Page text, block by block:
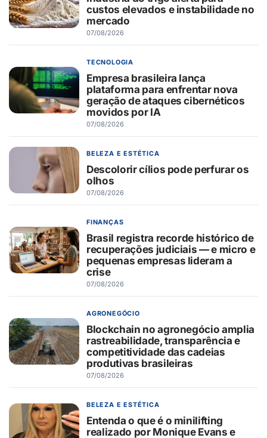
custos elevados e instabilidade no
mercado
07/08/2026
TECNOLOGIA
Empresa brasileira lança
plataforma para enfrentar nova
geração de ataques cibernéticos
movidos por IA
07/08/2026
BELEZA E ESTÉTICA
Descolorir cílios pode perfurar os
olhos
07/08/2026
FINANÇAS
Brasil registra recorde histórico de
recuperações judiciais — e micro e
pequenas empresas lideram a
crise
07/08/2026
AGRONEGÓCIO
Blockchain no agronegócio amplia
rastreabilidade, transparência e
competitividade das cadeias
produtivas brasileiras
07/08/2026
BELEZA E ESTÉTICA
Entenda o que é o minilifting
realizado por Monique Evans e